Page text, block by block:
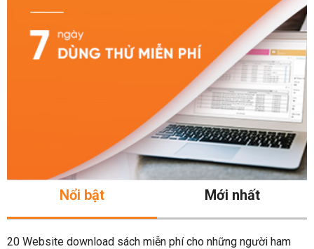
Nổi bật Mới nhất
20 Website download sách miễn phí cho những người ham